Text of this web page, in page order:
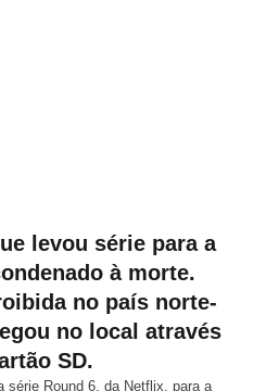
levou série para a
à morte.
no país norte-
no local através
SD.
série Round 6, da Netflix, para a